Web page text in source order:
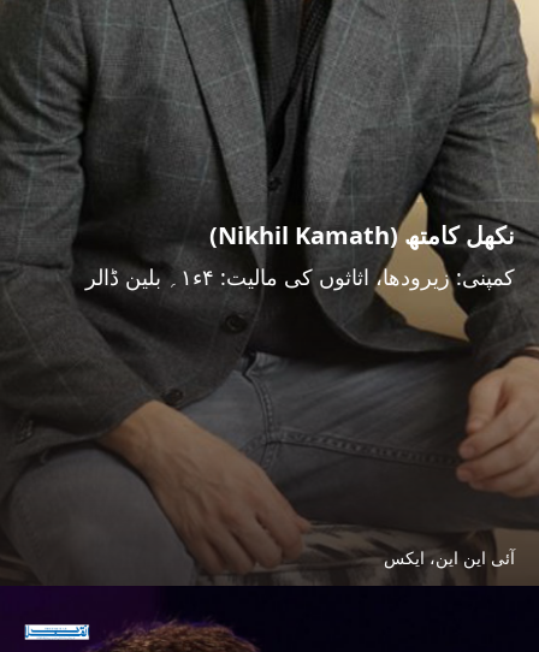
نکھل کامتھ (Nikhil Kamath)
کمپنی: زیرودها، اثاثوں کی مالیت: ۴ء۱؍ بلین ڈالر
آئی این این، ایکس